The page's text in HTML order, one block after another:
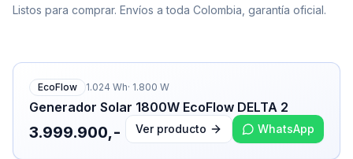
Listos para comprar. Envíos a toda Colombia, garantía oficial.
EcoFlow 1.024 Wh· 1.800 W
Generador Solar 1800W EcoFlow DELTA 2
3.999.900,- Ver producto WhatsApp